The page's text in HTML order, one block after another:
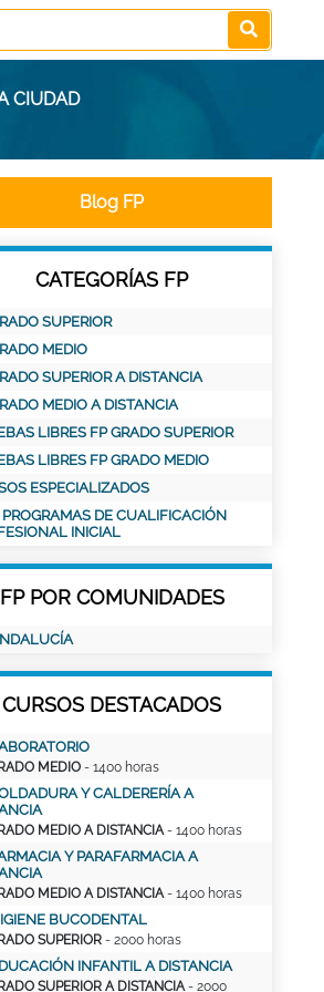
CIUDAD
Blog FP
CATEGORÍAS FP
SUPERIOR
MEDIO
SUPERIOR A DISTANCIA
MEDIO A DISTANCIA
LIBRES FP GRADO SUPERIOR
LIBRES FP GRADO MEDIO
ESPECIALIZADOS
PROGRAMAS DE CUALIFICACIÓN
INICIAL
FP POR COMUNIDADES
CURSOS DESTACADOS
MEDIO - 1400 horas
Y CALDERERÍA A
MEDIO A DISTANCIA- 1400 horas
Y PARAFARMACIA A
MEDIO A DISTANCIA- 1400 horas
BUCODENTAL
SUPERIOR - 2000 horas
INFANTIL A DISTANCIA
SUPERIOR A DISTANCIA- 2000